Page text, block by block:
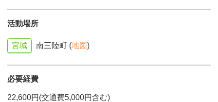
活動場所
宮城 南三陸町 (地図)
必要経費
22,600円(交通費5,000円含む)